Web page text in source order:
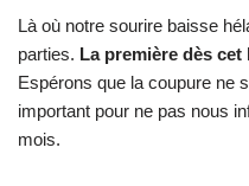
Là où notre sourire baisse
parties. La première dès
Espérons que la coupure ne
important pour ne pas nous
mois.